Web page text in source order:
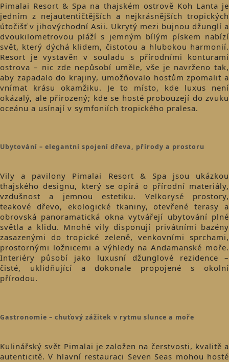
Pimalai Resort & Spa na thajském ostrově Koh Lanta je
jedním z nejautentičtějších a nejkrásnějších tropických
útočišť v jihovýchodní Asii. Ukrytý mezi bujnou džunglí a
dvoukilometrovou pláží s jemným bílým pískem nabízí
svět, který dýchá klidem, čistotou a hlubokou harmonií.
Resort je vystavěn v souladu s přírodními konturami
ostrova – nic zde nepůsobí uměle, vše je navrženo tak,
aby zapadalo do krajiny, umožňovalo hostům zpomalit a
vnímat krásu okamžiku. Je to místo, kde luxus není
okázalý, ale přirozený; kde se hosté probouzejí do zvuku
oceánu a usínají v symfoniích tropického pralesa.
Ubytování – elegantní spojení dřeva, přírody a prostoru
Vily a pavilony Pimalai Resort & Spa jsou ukázkou
thajského designu, který se opírá o přírodní materiály,
vzdušnost a jemnou estetiku. Velkorysé prostory,
teakové dřevo, ekologické tkaniny, otevřené terasy a
obrovská panoramatická okna vytvářejí ubytování plné
světla a klidu. Mnohé vily disponují privátními bazény
zasazenými do tropické zeleně, venkovními sprchami,
prostornými ložnicemi a výhledy na Andamanské moře.
Interiéry působí jako luxusní džunglové rezidence –
čisté, uklidňující a dokonale propojené s okolní
přírodou.
Gastronomie – chuťový zážitek v rytmu slunce a moře
Kulinářský svět Pimalai je založen na čerstvosti, kvalitě a
autenticitě. V hlavní restauraci Seven Seas mohou hosté